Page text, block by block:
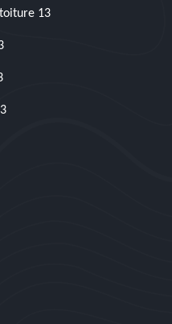
13